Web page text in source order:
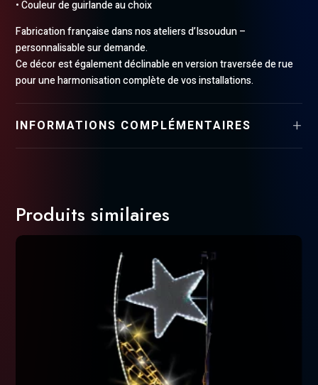
INFORMATIONS COMPLÉMENTAIRES
• Couleur de guirlande au choix
Fabrication française dans nos ateliers d’Issoudun –
personnalisable sur demande.
Ce décor est également déclinable en version traversée de rue
pour une harmonisation complète de vos installations.
Produits similaires